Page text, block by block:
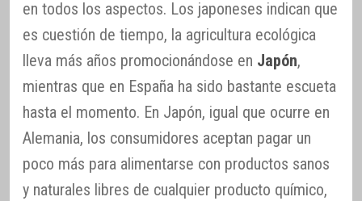
en todos los aspectos. Los japoneses indican que
es cuestión de tiempo, la agricultura ecológica
lleva más años promocionándose en Japón,
mientras que en España ha sido bastante escueta
hasta el momento. En Japón, igual que ocurre en
Alemania, los consumidores aceptan pagar un
poco más para alimentarse con productos sanos
y naturales libres de cualquier producto químico,